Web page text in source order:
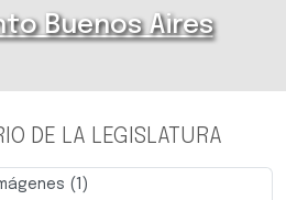
Buenos Aires
DE LA LEGISLATURA
(1)